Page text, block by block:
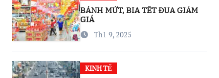
BÁNH MỨT, BIA TẾT ĐUA GIẢM
GIÁ
Th1 9, 2025
KINH TẾ